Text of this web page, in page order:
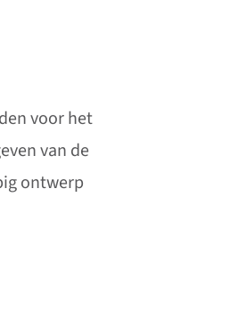
voor het
van de
ontwerp